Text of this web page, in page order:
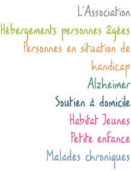
L’Association
Hébergements personnes âgées
Personnes en situation de
handicap
Alzheimer
Soutien à domicile
Habitat Jeunes
Petite enfance
Malades chroniques